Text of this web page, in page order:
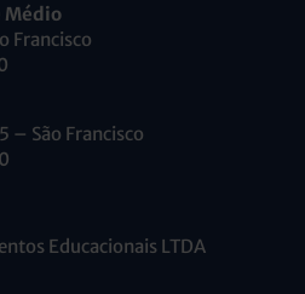
Médio
Francisco
– São Francisco
Educacionais LTDA